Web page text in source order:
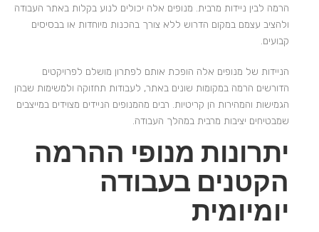
הרמה לבין ניידות מרבית. מנופים אלה יכולים לנוע בקלות באתר העבודה
ולהציב עצמם במקום הדרוש ללא צורך בהכנות מיוחדות או בבסיסים
קבועים.
הניידות של מנופים אלה הופכת אותם לפתרון מושלם לפרויקטים
הדורשים הרמה במקומות שונים באתר, לעבודות תחזוקה ולמשימות שבהן
הגמישות והמהירות הן קריטיות. רבים מהמנופים הניידים מצוידים במייצבים
שמבטיחים יציבות מרבית במהלך העבודה.
יתרונות מנופי ההרמה
הקטנים בעבודה
יומיומית